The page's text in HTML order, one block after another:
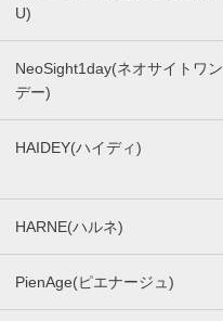
U)
NeoSight1day(ネオサイトワン
デー)
HAIDEY(ハイディ)
HARNE(ハルネ)
PienAge(ピエナージュ)